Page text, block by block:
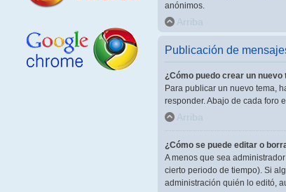
anónimos.
Arriba
Publicación de
¿Cómo puedo crear un
Para publicar un nuevo tema,
responder. Abajo de cada foro
Arriba
¿Cómo se puede editar o
A menos que sea
cierto periodo de tiempo). Si
administración quién lo editó,